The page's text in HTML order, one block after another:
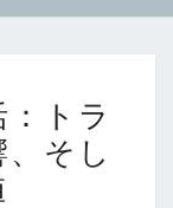
トラ
そし